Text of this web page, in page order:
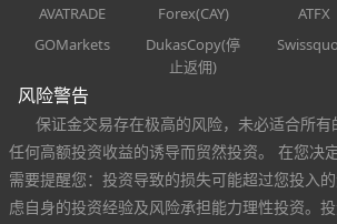
AVATRADE
Forex(CAY) ATFX
GOMarkets
DukasCopy(停
止返佣)
风险警告
保证金交易存在极高的风险，未必适合所
任何高额投资收益的诱导而贸然投资。 在您决
需要提醒您：投资导致的损失可能超过您投入
虑自身的投资经验及风险承担能力理性投资。